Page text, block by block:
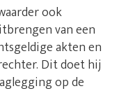
ook
van een
akten en
Dit doet hij
op de